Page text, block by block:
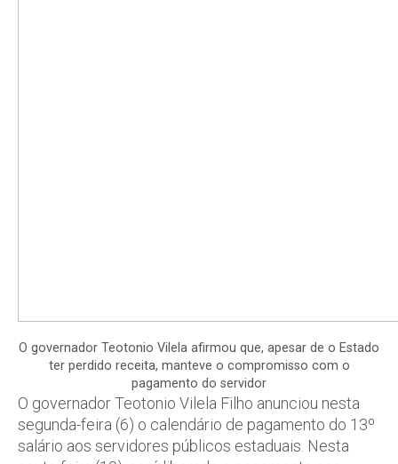
O governador Teotonio Vilela afirmou que, apesar de o Estado
ter perdido receita, manteve o compromisso com o
pagamento do servidor
O governador Teotonio Vilela Filho anunciou nesta
segunda-feira (6) o calendário de pagamento do 13º
salário aos servidores públicos estaduais. Nesta